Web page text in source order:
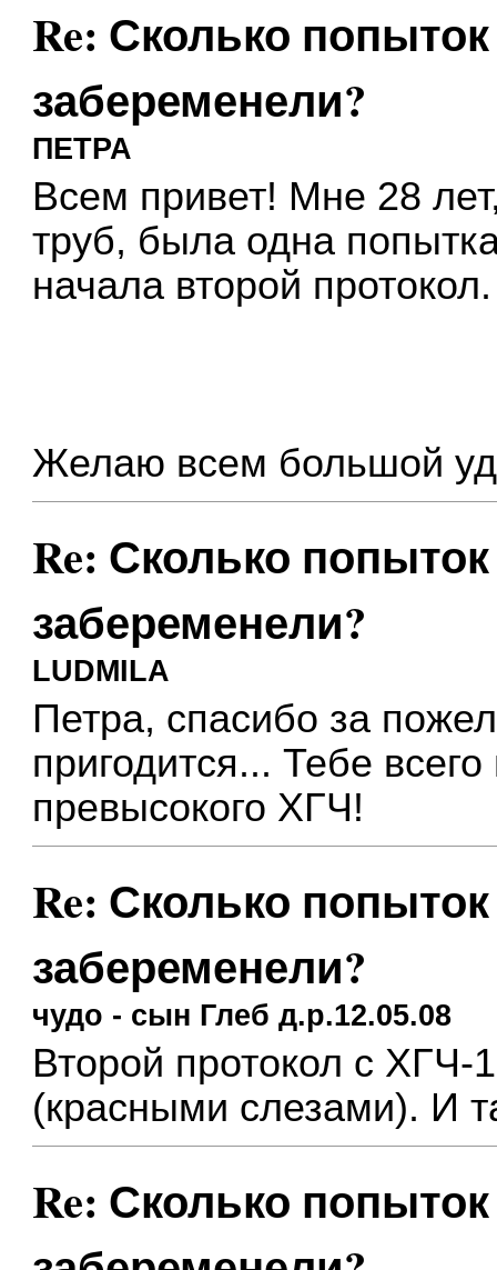
Re: Сколько
забеременели?
ПЕТРА
Всем привет! Мне 28
труб, была одна
начала второй
Желаю всем большой
Re: Сколько
забеременели?
LUDMILA
Петра, спасибо за
пригодится... Тебе
превысокого ХГЧ!
Re: Сколько
забеременели?
чудо - сын Глеб д.р.12.05.08
Второй протокол с ХГЧ-
(красными слезами). И
Re: Сколько